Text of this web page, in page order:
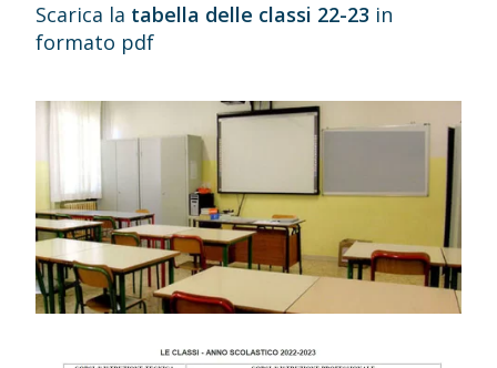
Scarica la tabella delle classi 22-23 in
formato pdf